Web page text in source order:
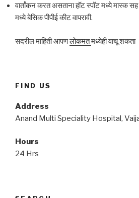
वार्तांकन करत असताना हॉट स्पॉट मध्ये मास्क
मध्ये बेसिक पीपीई कीट वापरावी.
सदरील माहिती आपणलोकमतमध्येही वाचू शकता
FIND US
Address
Anand Multi Speciality Hospital,
Hours
24 Hrs